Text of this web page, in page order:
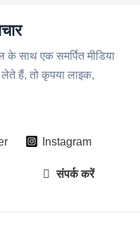
साथ एक समर्पित मीडिया
हैं, तो कृपया लाइक,
Instagram
संपर्क करें